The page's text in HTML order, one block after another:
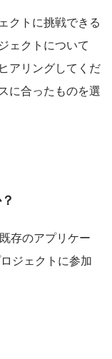
クトに挑戦できる
ェクトについて
アリングしてくだ
に合ったものを選
存のアプリケー
ジェクトに参加